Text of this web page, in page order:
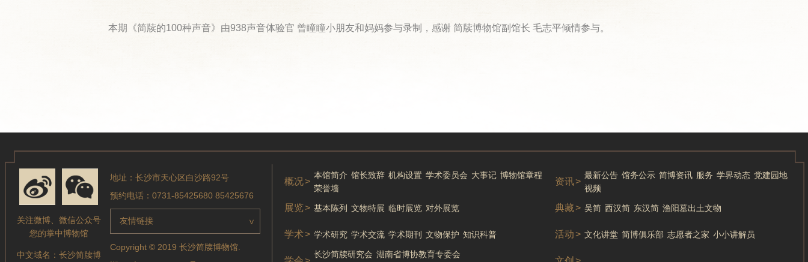
本期《简牍的100种声音》由938声音体验官 曾瞳瞳小朋友和妈妈参与录制，感谢 简牍博物馆副馆长 毛志平倾情参与。
关注微博、微信公众号
您的掌中博物馆
中文域名： 长沙简牍博
地址：长沙市天心区白沙路92号
预约电话：0731-85425680 85425676
友情链接 >
Copyright © 2019 长沙简牍博物馆.
概况 >
本馆简介 馆长致辞 机构设置 学术委员会 大事记 博物馆章程
荣誉墙
资讯 >
最新公告 馆务公示 简博资讯 服务 学界动态 党建园地
视频
展览 > 基本陈列 文物特展 临时展览 对外展览 典藏 > 吴简 西汉简 东汉简 渔阳墓出土文物
学术 > 学术研究 学术交流 学术期刊 文物保护 知识科普 活动 > 文化讲堂 简博俱乐部 志愿者之家 小小讲解员
长沙简牍研究会 湖南省博协教育专委会